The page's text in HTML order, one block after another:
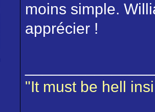
moins simple.
apprécier !
"It must be hell